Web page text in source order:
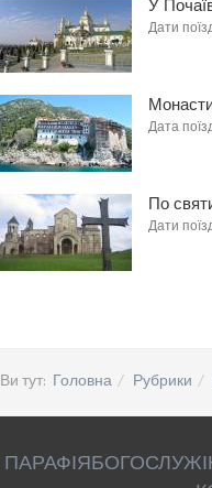
У
Дати
Дата
По
Дати
Ви тут: Головна Рубрики
ПАРАФІЯ